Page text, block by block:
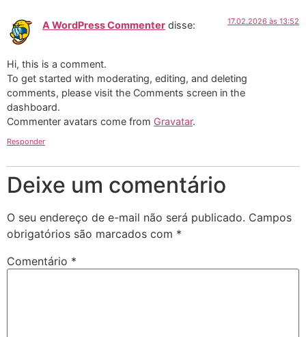
A WordPress Commenter disse: 17.02.2026 às 13:52
Hi, this is a comment.
To get started with moderating, editing, and deleting
comments, please visit the Comments screen in the
dashboard.
Commenter avatars come from Gravatar.
Responder
Deixe um comentário
O seu endereço de e-mail não será publicado. Campos
obrigatórios são marcados com *
Comentário *